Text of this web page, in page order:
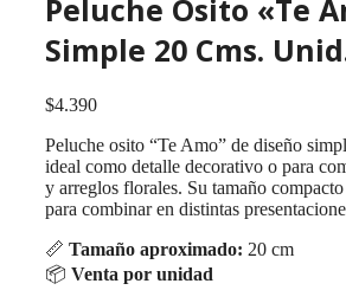
Peluche Osito «Te
Simple 20 Cms.
$4.390
Peluche osito “Te Amo” de diseño
ideal como detalle decorativo o para
y arreglos florales. Su tamaño
para combinar en distintas
📏 Tamaño aproximado: 20 cm
📦 Venta por unidad